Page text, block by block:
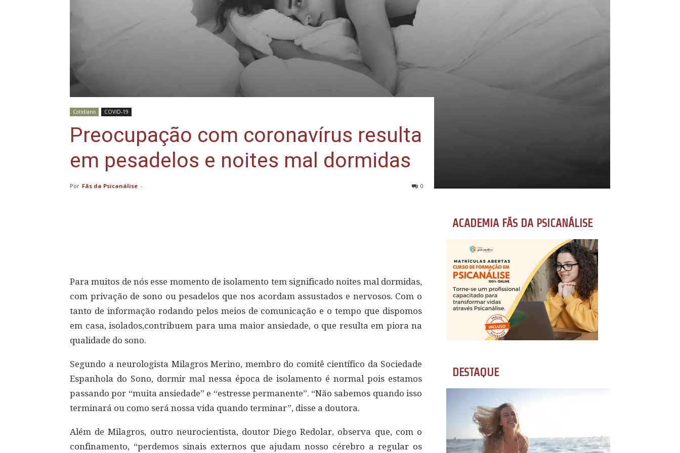
Cotidiano COVID-19
Preocupação com coronavírus resulta
em pesadelos e noites mal dormidas
Por Fãs da Psicanálise - 0
Para muitos de nós esse momento de isolamento tem significado noites mal dormidas,
com privação de sono ou pesadelos que nos acordam assustados e nervosos. Com o
tanto de informação rodando pelos meios de comunicação e o tempo que dispomos
em casa, isolados,contribuem para uma maior ansiedade, o que resulta em piora na
qualidade do sono.
Segundo a neurologista Milagros Merino, membro do comitê científico da Sociedade
Espanhola do Sono, dormir mal nessa época de isolamento é normal pois estamos
passando por “muita ansiedade” e “estresse permanente”. “Não sabemos quando isso
terminará ou como será nossa vida quando terminar”, disse a doutora.
Além de Milagros, outro neurocientista, doutor Diego Redolar, observa que, com o
confinamento, “perdemos sinais externos que ajudam nosso cérebro a regular os
ACADEMIA FÃS DA PSICANÁLISE
DESTAQUE